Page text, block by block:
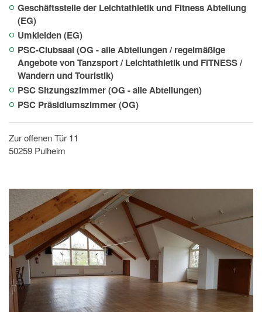
Geschäftsstelle der Leichtathletik und Fitness Abteilung
(EG)
Umkleiden (EG)
PSC-Clubsaal (OG - alle Abteilungen / regelmäßige
Angebote von Tanzsport / Leichtathletik und FITNESS /
Wandern und Touristik)
PSC Sitzungszimmer (OG - alle Abteilungen)
PSC Präsidiumszimmer (OG)
Zur offenen Tür 11
50259 Pulheim